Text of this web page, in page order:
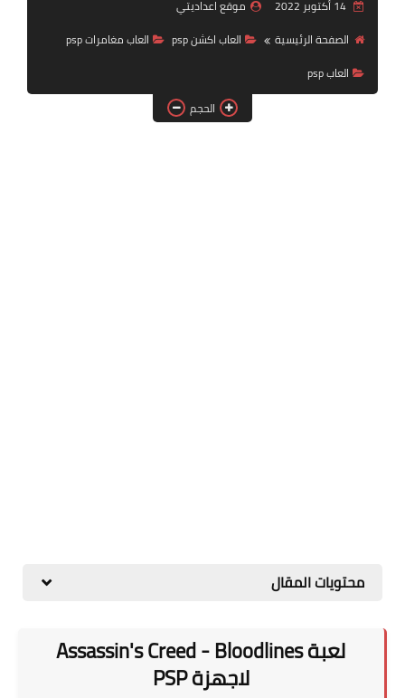
بلايستيشن PS2
14 أكتوبر 2022
موقع اعداديتي
الصفحة الرئيسية
العاب اكشن psp
العاب مغامرات psp
العاب psp
الحجم
محتويات المقال
لعبة Assassin's Creed - Bloodlines
لاجهزة PSP